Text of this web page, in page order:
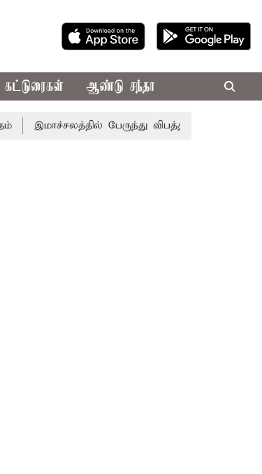
கட்டுரைகள் ஆண்டு சந்தா
இமாச்சலத்தில் பேருந்து விபத்து; 7 பேர் பலி -